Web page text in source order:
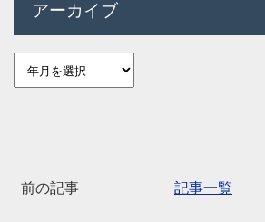
アーカイブ
前の記事 記事一覧